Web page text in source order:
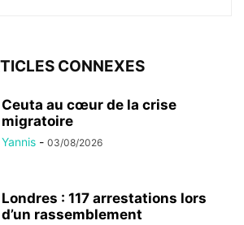
CONNEXES
Ceuta au cœur de la crise
migratoire
Yannis - 03/08/2026
Londres : 117 arrestations lors
d’un rassemblement